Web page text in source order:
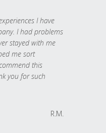
I have
I had problems
stayed with me
me sort
this
you for such
R.M.